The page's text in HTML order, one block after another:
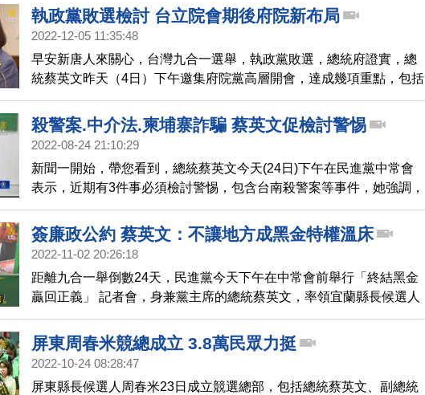
於傳出綠營選情不樂觀，黨內則認為，多個縣市出現三足鼎立情勢，
要拚到最後一刻才知道結果。
執政黨敗選檢討 台立院會期後府院新布局
2022-12-05 11:35:48
早安新唐人來關心，台灣九合一選舉，執政黨敗選，總統府證實，總
統蔡英文昨天（4日）下午邀集府院黨高層開會，達成幾項重點，包括
執政團隊必須謙虛以對，朝野降低對抗，中央地方共同合作；執政團
隊要穩定政局，也要開展新局，針對府院與各部會下一個階段布局，
將在立法院會期結束後，進行檢討。總統府證實，這次出席人士包
立法院黨團總召柯建銘、高雄市長兼代理黨主席陳其邁等人。
殺警案.中介法.柬埔寨詐騙 蔡英文促檢討警惕
2022-08-24 21:10:29
新聞一開始，帶您看到，總統蔡英文今天(24日)下午在民進黨中常會
表示，近期有3件事必須檢討警惕，包含台南殺警案等事件，她強調，
施政有任何不足，都要即時提醒檢討、加速改善回應。而今天中常會
上邀請學者張五岳談兩岸議題，蔡英文強調，台灣是負責任的國際一
員，不會主動挑起爭端，但會堅定捍衛主權和國家安全，堅守民主自
簽廉政公約 蔡英文：不讓地方成黑金特權溫床
2022-11-02 20:26:18
距離九合一舉倒數24天，民進黨今天下午在中常會前舉行「終結黑金
贏回正義」 記者會，身兼黨主席的總統蔡英文，率領宜蘭縣長候選人
江聰淵、苗栗縣長候選人徐定禎、南投縣長候選人蔡培慧一同宣誓，
要贏回家鄉。
屏東周春米競總成立 3.8萬民眾力挺
2022-10-24 08:28:47
屏東縣長候選人周春米23日成立競選總部，包括總統蔡英文、副總統